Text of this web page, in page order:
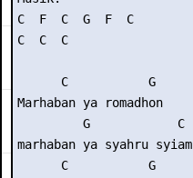
C  F  C  G  F  C
C  C  C
      C           G
Marhaban ya romadhon
         G            C
marhaban ya syahru syiam
      C           G